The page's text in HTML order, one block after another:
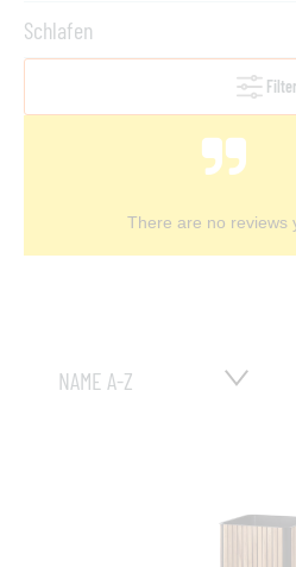
Schlafen
Filter
There are no reviews